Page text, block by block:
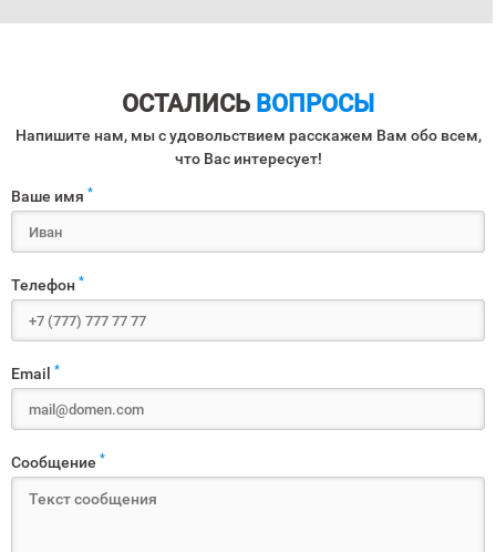
ОСТАЛИСЬ ВОПРОСЫ
Напишите нам, мы с удовольствием расскажем Вам обо всем,
что Вас интересует!
Ваше имя *
Телефон *
Email *
Сообщение *